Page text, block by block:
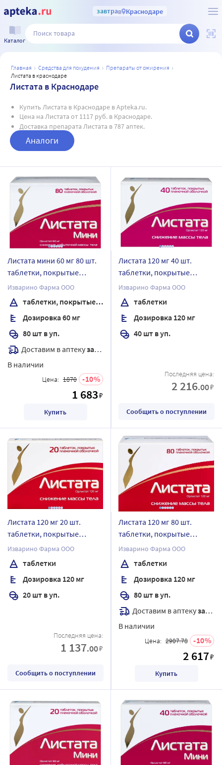
завтрав Краснодаре
Каталог
главная средства для похудения
препараты от ожирения
листата в краснодаре
Листата в Краснодаре
Купить Листата в Краснодаре в Apteka.ru.
Цена на Листата от 1117 руб. в Краснодаре.
Доставка препарата Листата в 787 аптек.
Аналоги
Листата мини 60 мг 80 шт.
таблетки, покрытые
пленочной оболочкой
Изварино Фарма ООО
таблетки, покрытые пленочной оболочкой
Дозировка 60 мг
80 шт в уп.
Доставим в аптекузавтра
В наличии
Цена: 1870 10
1 683₽
Купить
Листата 120 мг 40 шт.
таблетки, покрытые
пленочной оболочкой
Изварино Фарма ООО
таблетки
Дозировка 120 мг
40 шт в уп.
Последняя цена:
2 216.00₽
Сообщить о поступлении
Листата 120 мг 20 шт.
таблетки, покрытые
пленочной оболочкой
Изварино Фарма ООО
таблетки
Дозировка 120 мг
20 шт в уп.
Последняя цена:
1 137.00₽
Сообщить о поступлении
Листата 120 мг 80 шт.
таблетки, покрытые
пленочной оболочкой
Изварино Фарма ООО
таблетки
Дозировка 120 мг
80 шт в уп.
Доставим в аптекузавтра
В наличии
Цена: 2907.78 10
2 617₽
Купить